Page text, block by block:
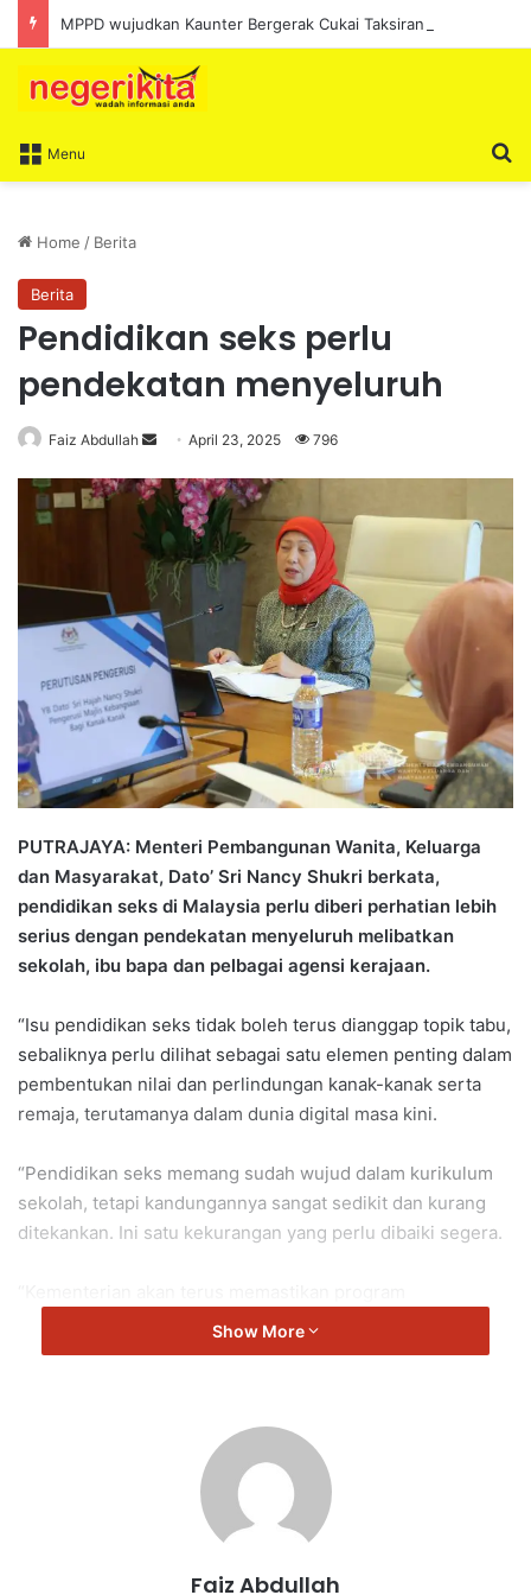
Menu
Home / Berita
Berita
Pendidikan seks perlu
pendekatan menyeluruh
Faiz Abdullah
n
d
a
n
e
m
a
l
April 23, 2025 796
PUTRAJAYA: Menteri Pembangunan Wanita, Keluarga
dan Masyarakat, Dato’ Sri Nancy Shukri berkata,
pendidikan seks di Malaysia perlu diberi perhatian lebih
serius dengan pendekatan menyeluruh melibatkan
sekolah, ibu bapa dan pelbagai agensi kerajaan.
“Isu pendidikan seks tidak boleh terus dianggap topik tabu,
sebaliknya perlu dilihat sebagai satu elemen penting dalam
pembentukan nilai dan perlindungan kanak-kanak serta
remaja, terutamanya dalam dunia digital masa kini.
“Pendidikan seks memang sudah wujud dalam kurikulum
sekolah, tetapi kandungannya sangat sedikit dan kurang
ditekankan. Ini satu kekurangan yang perlu dibaiki segera.
keibubapaan akan mengandungi elemen pendidikan seks
bagi membantu ibu bapa berkomunikasi dengan anak-anak
“Perkara ini turut dibincangkan di peringkat tertinggi,
termasuk mesyuarat yang dipengerusikan oleh YAB
Perdana Menteri Dato’ Seri Anwar Ibrahim dengan
penglibatan pelbagai kementerian dan agensi kerajaan.
“Isu ini bukan hanya menjadi tanggungjawab kementerian
Show More
Faiz Abdullah